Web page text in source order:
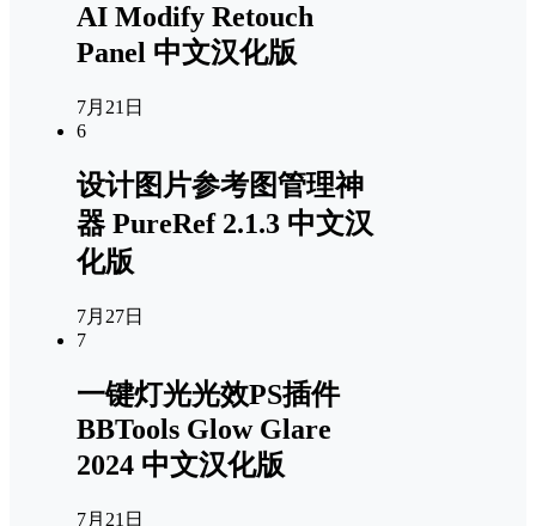
AI Modify Retouch
Panel 中文汉化版
7月21日
6
设计图片参考图管理神
器 PureRef 2.1.3 中文汉
化版
7月27日
7
一键灯光光效PS插件
BBTools Glow Glare
2024 中文汉化版
7月21日